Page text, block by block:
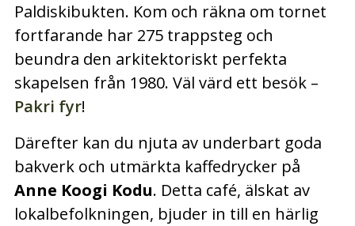
Paldiskibukten. Kom och räkna om tornet
fortfarande har 275 trappsteg och
beundra den arkitektoriskt perfekta
skapelsen från 1980. Väl värd ett besök –
Pakri fyr!
Därefter kan du njuta av underbart goda
bakverk och utmärkta kaffedrycker på
Anne Koogi Kodu. Detta café, älskat av
lokalbefolkningen, bjuder in till en härlig